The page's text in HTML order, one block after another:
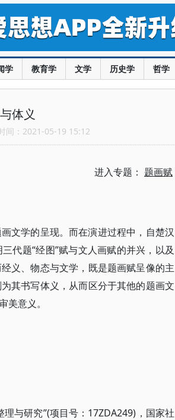
学 教育学 文学 历史学 哲学
体义
间：2021-05-19 15:12
进入专题： 题画赋
文学的呈现。而在演进过程中，自楚汉
代题“经图”赋与文人画赋的并兴，以及
义、物态与文学，既是题画赋呈像的主
其书写体义，从而区分于其他的题画文
意义。
与研究”(项目号：17ZDA249)，国家社